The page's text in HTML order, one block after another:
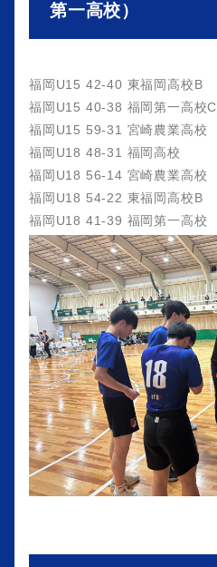
第一高校）
福岡U15 42-40 東福岡高校B
福岡U15 40-38 福岡第一高校C
福岡U15 59-31 宮崎農業高校
福岡U18 48-31 福岡高校
福岡U18 56-14 宮崎農業高校
福岡U18 54-22 東福岡高校B
福岡U18 41-39 福岡第一高校